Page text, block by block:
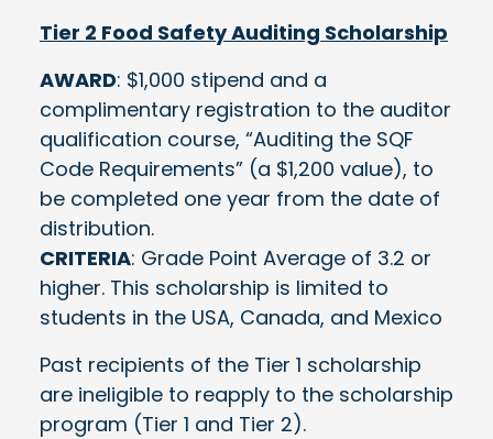
Tier 2 Food Safety Auditing Scholarship
AWARD: $1,000 stipend and a
complimentary registration to the auditor
qualification course, “Auditing the SQF
Code Requirements” (a $1,200 value), to
be completed one year from the date of
distribution.
CRITERIA: Grade Point Average of 3.2 or
higher. This scholarship is limited to
students in the USA, Canada, and Mexico
Past recipients of the Tier 1 scholarship
are ineligible to reapply to the scholarship
program (Tier 1 and Tier 2).